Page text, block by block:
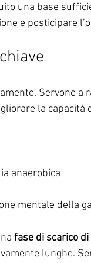
una base
e posticipare
Servono a
la capacità
anaerobica
mentale della
fase di scarico
lunghe.